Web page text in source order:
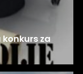
za